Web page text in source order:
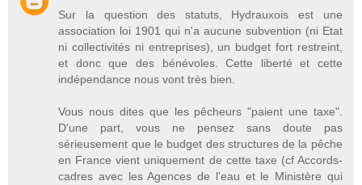
Sur la question des statuts, Hydrauxois est une
association loi 1901 qui n'a aucune subvention (ni Etat
ni collectivités ni entreprises), un budget fort restreint,
et donc que des bénévoles. Cette liberté et cette
indépendance nous vont très bien.
Vous nous dites que les pêcheurs "paient une taxe".
D'une part, vous ne pensez sans doute pas
sérieusement que le budget des structures de la pêche
en France vient uniquement de cette taxe (cf Accords-
cadres avec les Agences de l'eau et le Ministère qui